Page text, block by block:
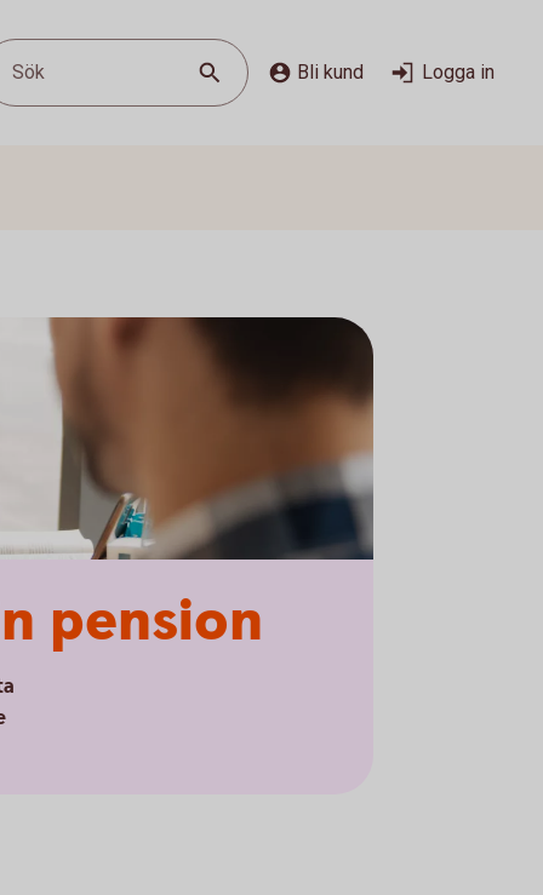
Sök Bli kund Logga in
pension